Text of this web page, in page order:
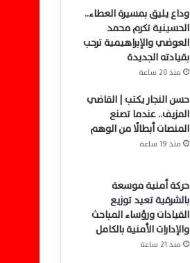
وداع يليق بمسيرة العطاء..
الحسينية تكرم محمد
العوضي والإبراهيمية ترحب
بقيادته الجديدة
منذ 20 ساعة
حسن النجار يكتب | القاضي
المزيف.. عندما تصنع
المنصات أبطالًا من الوهم
منذ 19 ساعة
حركة أمنية موسعة
بالشرقية تعيد توزيع
القيادات ورؤساء المباحث
والإدارات الأمنية بالكامل
منذ 21 ساعة